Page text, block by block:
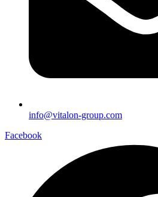
info@vitalon-group.com
Facebook